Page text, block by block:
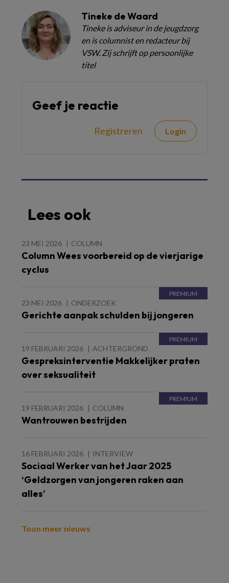
Tineke de Waard
Tineke is adviseur in de jeugdzorg
en is columnist en redacteur bij
VSW. Zij schrijft op persoonlijke
titel
Geef je reactie
Registreren Login
Lees ook
23 MEI 2026 COLUMN
Column Wees voorbereid op de vierjarige
cyclus
23 MEI 2026 ONDERZOEK
Gerichte aanpak schulden bij jongeren
19 FEBRUARI 2026 ACHTERGROND
Gespreksinterventie Makkelijker praten
over seksualiteit
19 FEBRUARI 2026 COLUMN
Wantrouwen bestrijden
16 FEBRUARI 2026 INTERVIEW
Sociaal Werker van het Jaar 2025
‘Geldzorgen van jongeren raken aan
alles’
Toon meer nieuws